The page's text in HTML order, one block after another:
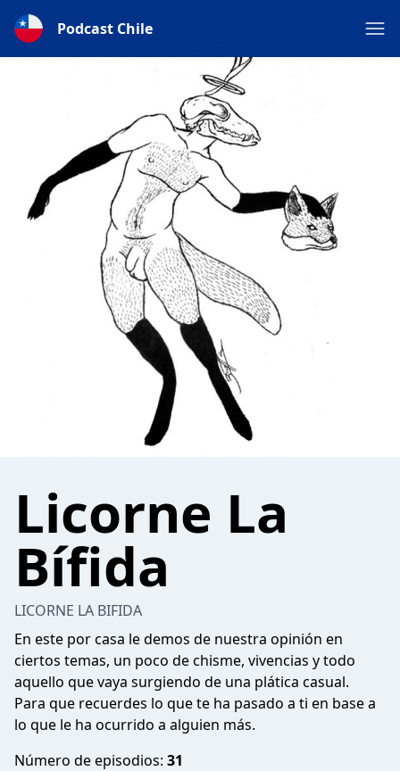
Podcast Chile
Licorne La
Bífida
LICORNE LA BIFIDA
En este por casa le demos de nuestra opinión en
ciertos temas, un poco de chisme, vivencias y todo
aquello que vaya surgiendo de una plática casual.
Para que recuerdes lo que te ha pasado a ti en base a
lo que le ha ocurrido a alguien más.
Número de episodios: 31